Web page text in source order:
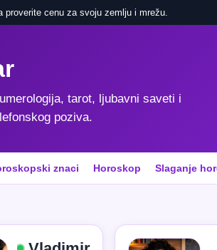
cenu za svoju zemlju i mrežu.
tarot, ljubavni saveti i
poziva.
znaci Horoskop Slaganje